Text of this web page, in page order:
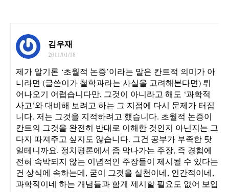
김우재
2011/01/18
제가 알기론 ‘초월적 논증’이라는 말은 칸트적 의미가 아
니라면 (글쓴이가 철학과라는 사실을 고려해본다면) 튀
어나오기 어렵습니다만, 그것이 아니라고 해도 ‘과학적
사고’와 대비해 보려고 하는 그 지점에 다시 문제가 터집
니다. 저는 그것을 지적하려고 했습니다. 초월적 논증이
칸트의 그것을 완전히 반대로 이해한 것인지 아닌지는 그
다지 따져주고 싶지도 않습니다. 그건 공부가 부족한 탓
일테니까요. 정치평론에서 좀 막나가는 주장, 즉 경험에
전혀 속박되지 않는 이념적인 주장들이 제시될 수 있다는
건 상식에 속하는데, 굳이 그것을 실천이네, 인간적이네,
과학적이네 하는 개념들과 함게 제시할 필요도 없어 보입